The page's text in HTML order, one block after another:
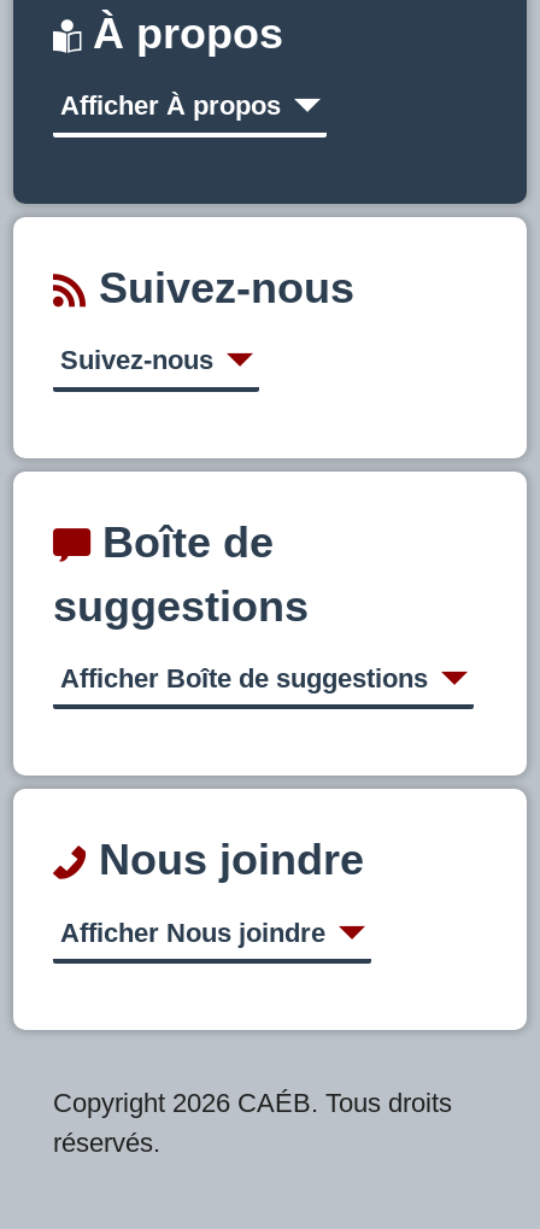
À propos
Afficher À propos
Suivez-nous
Suivez-nous
Boîte de
suggestions
Afficher Boîte de suggestions
Nous joindre
Afficher Nous joindre
Copyright 2026 CAÉB. Tous droits
réservés.